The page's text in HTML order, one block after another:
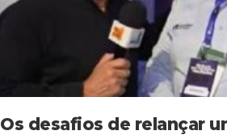
Os desafios de relançar